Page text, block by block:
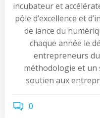
incubateur et
pôle d’excellence et
de lance du
chaque année le
entrepreneurs
méthodologie et un
soutien aux
0